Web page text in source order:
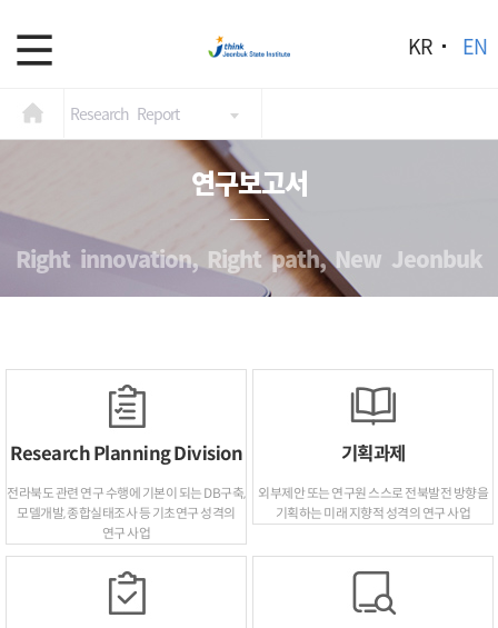
KR EN
Research Report
연구보고서
Right innovation, Right path, New Jeonbuk
Research Planning Division
전라북도 관련 연구 수행에 기본이 되는 DB구축,
모델개발, 종합실태조사 등 기초연구 성격의
연구 사업
기획과제
외부제안 또는 연구원 스스로 전북발전 방향을
기획하는 미래 지향적 성격의 연구 사업